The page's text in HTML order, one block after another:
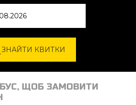
ЩОБ ЗАМОВИТИ